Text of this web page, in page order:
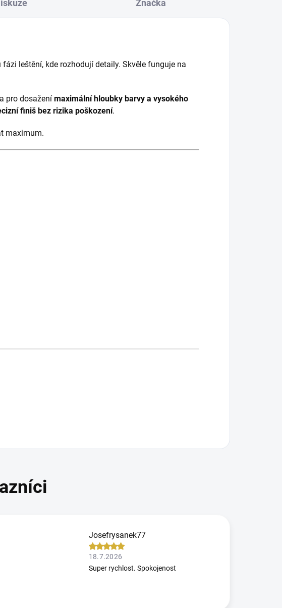
Značka
leštění, kde rozhodují detaily. Skvěle funguje na
pro dosažení maximální hloubky barvy a vysokého
finiš bez rizika poškození.
maximum.
Josefrysanek77
18.7.2026
Super rychlost. Spokojenost